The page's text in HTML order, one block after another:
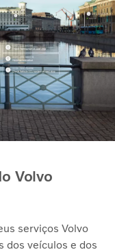
Volvo
serviços Volvo
dos veículos e dos